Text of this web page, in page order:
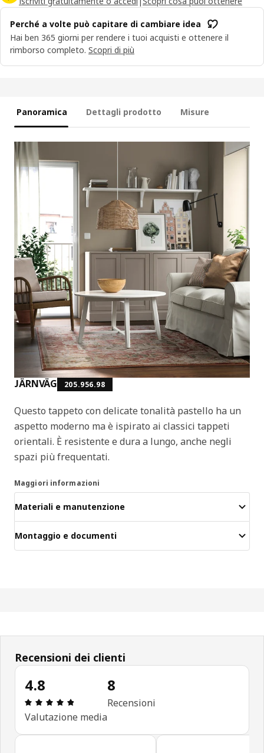
Perché a volte può capitare di cambiare idea
Hai ben 365 giorni per rendere i tuoi acquisti e ottenere il
rimborso completo. Scopri di più
Panoramica Dettagli prodotto Misure
JÄRNVÄG 205.956.98
Questo tappeto con delicate tonalità pastello ha un
aspetto moderno ma è ispirato ai classici tappeti
orientali. È resistente e dura a lungo, anche negli
spazi più frequentati.
Maggiori informazioni
Materiali e manutenzione
Montaggio e documenti
Recensioni dei clienti
4.8
Recensione: 4.8 di 5 stelle. Recensioni totali: 8
Valutazione media
8
Recensioni
Salta le recensioni